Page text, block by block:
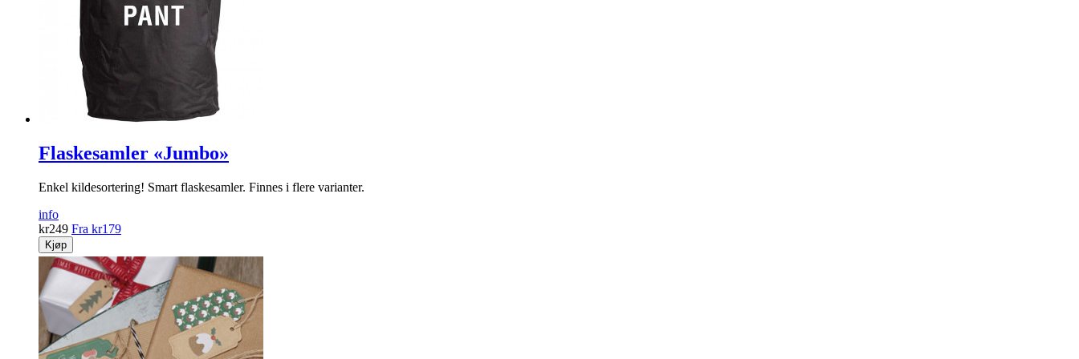
Flaskesamler «Jumbo»
Enkel kildesortering! Smart flaskesamler. Finnes i flere varianter.
info
kr249 Fra kr179
Kjøp